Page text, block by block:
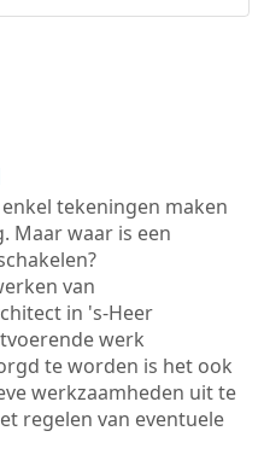
tekeningen maken
Maar waar is een
van
in 's-Heer
werk
te worden is het ook
werkzaamheden uit te
regelen van eventuele